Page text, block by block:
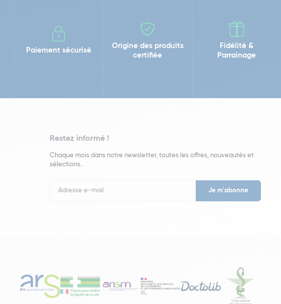
Paiement sécurisé
Origine des produits
certifiée
Fidélité &
Parrainage
Restez informé !
Chaque mois dans notre newsletter, toutes les offres, nouveautés et
sélections.
Newsletter